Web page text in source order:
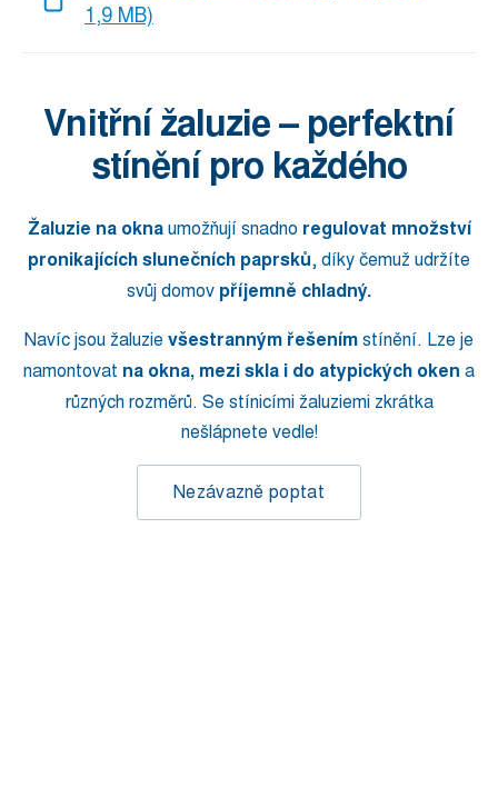
1,9 MB)
Vnitřní žaluzie – perfektní
stínění pro každého
Žaluzie na oknaumožňují snadno regulovat množství
pronikajících slunečních paprsků, díky čemuž udržíte
svůj domov příjemně chladný.
Navíc jsou žaluzie všestranným řešenímstínění. Lze je
namontovat na okna, mezi skla i do atypických oken a
různých rozměrů. Se stínicími žaluziemi zkrátka
nešlápnete vedle!
Nezávazně poptat